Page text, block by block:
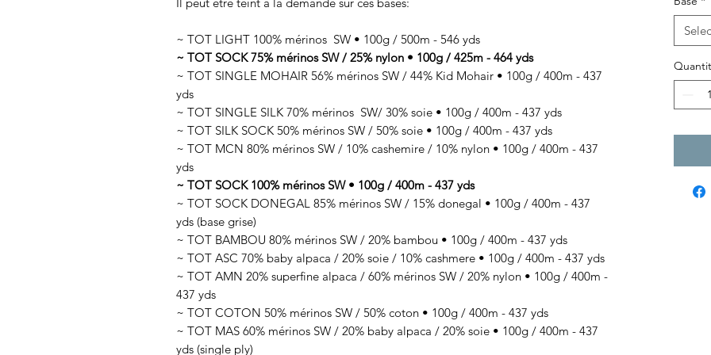
~ TOT LIGHT 100% mérinos SW • 100g / 500m - 546 yds
~ TOT SOCK 75% mérinos SW / 25% nylon • 100g / 425m - 464 yds
~ TOT SINGLE MOHAIR 56% mérinos SW / 44% Kid Mohair • 100g / 400m - 437
yds
~ TOT SINGLE SILK 70% mérinos SW/ 30% soie • 100g / 400m - 437 yds
~ TOT SILK SOCK 50% mérinos SW / 50% soie • 100g / 400m - 437 yds
~ TOT MCN 80% mérinos SW / 10% cashemire / 10% nylon • 100g / 400m - 437
yds
~ TOT SOCK 100% mérinos SW • 100g / 400m - 437 yds
~ TOT SOCK DONEGAL 85% mérinos SW / 15% donegal • 100g / 400m - 437
yds (base grise)
~ TOT BAMBOU 80% mérinos SW / 20% bambou • 100g / 400m - 437 yds
~ TOT ASC 70% baby alpaca / 20% soie / 10% cashmere • 100g / 400m - 437 yds
~ TOT AMN 20% superfine alpaca / 60% mérinos SW / 20% nylon • 100g / 400m -
437 yds
~ TOT COTON 50% mérinos SW / 50% coton • 100g / 400m - 437 yds
~ TOT MAS 60% mérinos SW / 20% baby alpaca / 20% soie • 100g / 400m - 437
yds (single ply)